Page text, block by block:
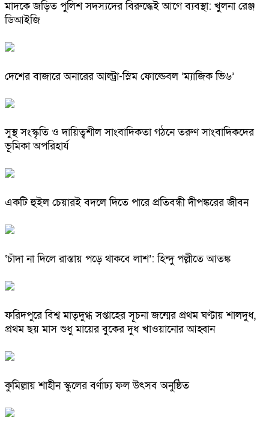
মাদকে জড়িত পুলিশ সদস্যদের বিরুদ্ধেই আগে ব্যবস্থা: খুলনা রেঞ্জ
ডিআইজি
দেশের বাজারে অনারের আল্ট্রা-স্লিম ফোল্ডেবল ‘ম্যাজিক ভি৬’
সুস্থ সংস্কৃতি ও দায়িত্বশীল সাংবাদিকতা গঠনে তরুণ সাংবাদিকদের
ভূমিকা অপরিহার্য
একটি হুইল চেয়ারই বদলে দিতে পারে প্রতিবন্ধী দীপঙ্করের জীবন
‘চাঁদা না দিলে রাস্তায় পড়ে থাকবে লাশ’: হিন্দু পল্লীতে আতঙ্ক
ফরিদপুরে বিশ্ব মাতৃদুগ্ধ সপ্তাহের সূচনা জন্মের প্রথম ঘণ্টায় শালদুধ,
প্রথম ছয় মাস শুধু মায়ের বুকের দুধ খাওয়ানোর আহ্বান
কুমিল্লায় শাহীন স্কুলের বর্ণাঢ্য ফল উৎসব অনুষ্ঠিত